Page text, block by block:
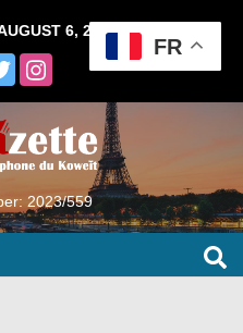
6, 2026
2023/559
FR